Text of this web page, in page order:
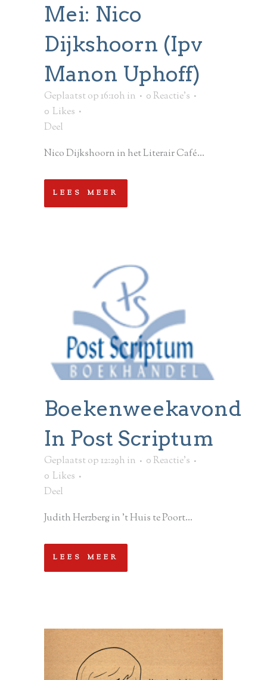
Mei: Nico
Dijkshoorn (ipv
Manon Uphoff)
Geplaatst op 16:10h in
0 Reactie's
0 Likes
Deel
Nico Dijkshoorn in het Literair Café...
LEES MEER
Boekenweekavond
In Post Scriptum
Geplaatst op 12:29h in
0 Reactie's
0 Likes
Deel
Judith Herzberg in 't Huis te Poort...
LEES MEER